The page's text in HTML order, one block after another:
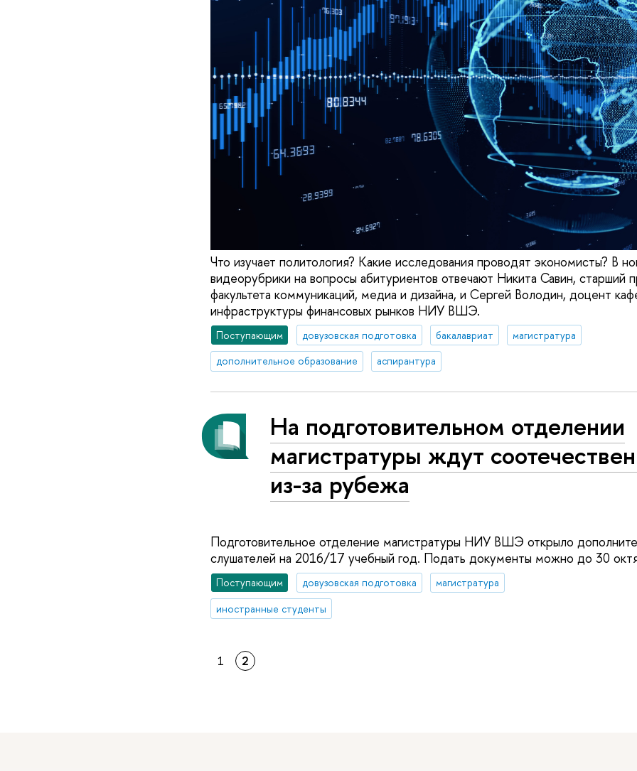
Что изучает политология? Какие исследования проводят экономисты? В
видеорубрики на вопросы абитуриентов отвечают Никита Савин, старший
факультета коммуникаций, медиа и дизайна, и Сергей Володин, доцент
инфраструктуры финансовых рынков НИУ ВШЭ.
Поступающим довузовская подготовка бакалавриат
магистратура
дополнительное образование
аспирантура
На подготовительном отделении
магистратуры ждут
из-за рубежа
Подготовительное отделение магистратуры НИУ ВШЭ открыло
слушателей на 2016/17 учебный год. Подать документы можно до 30
Поступающим довузовская подготовка
магистратура
иностранные студенты
1 2